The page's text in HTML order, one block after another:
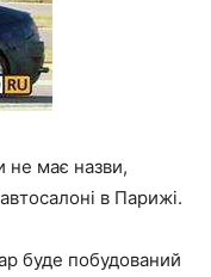
не має назви,
в Парижі.
буде побудований